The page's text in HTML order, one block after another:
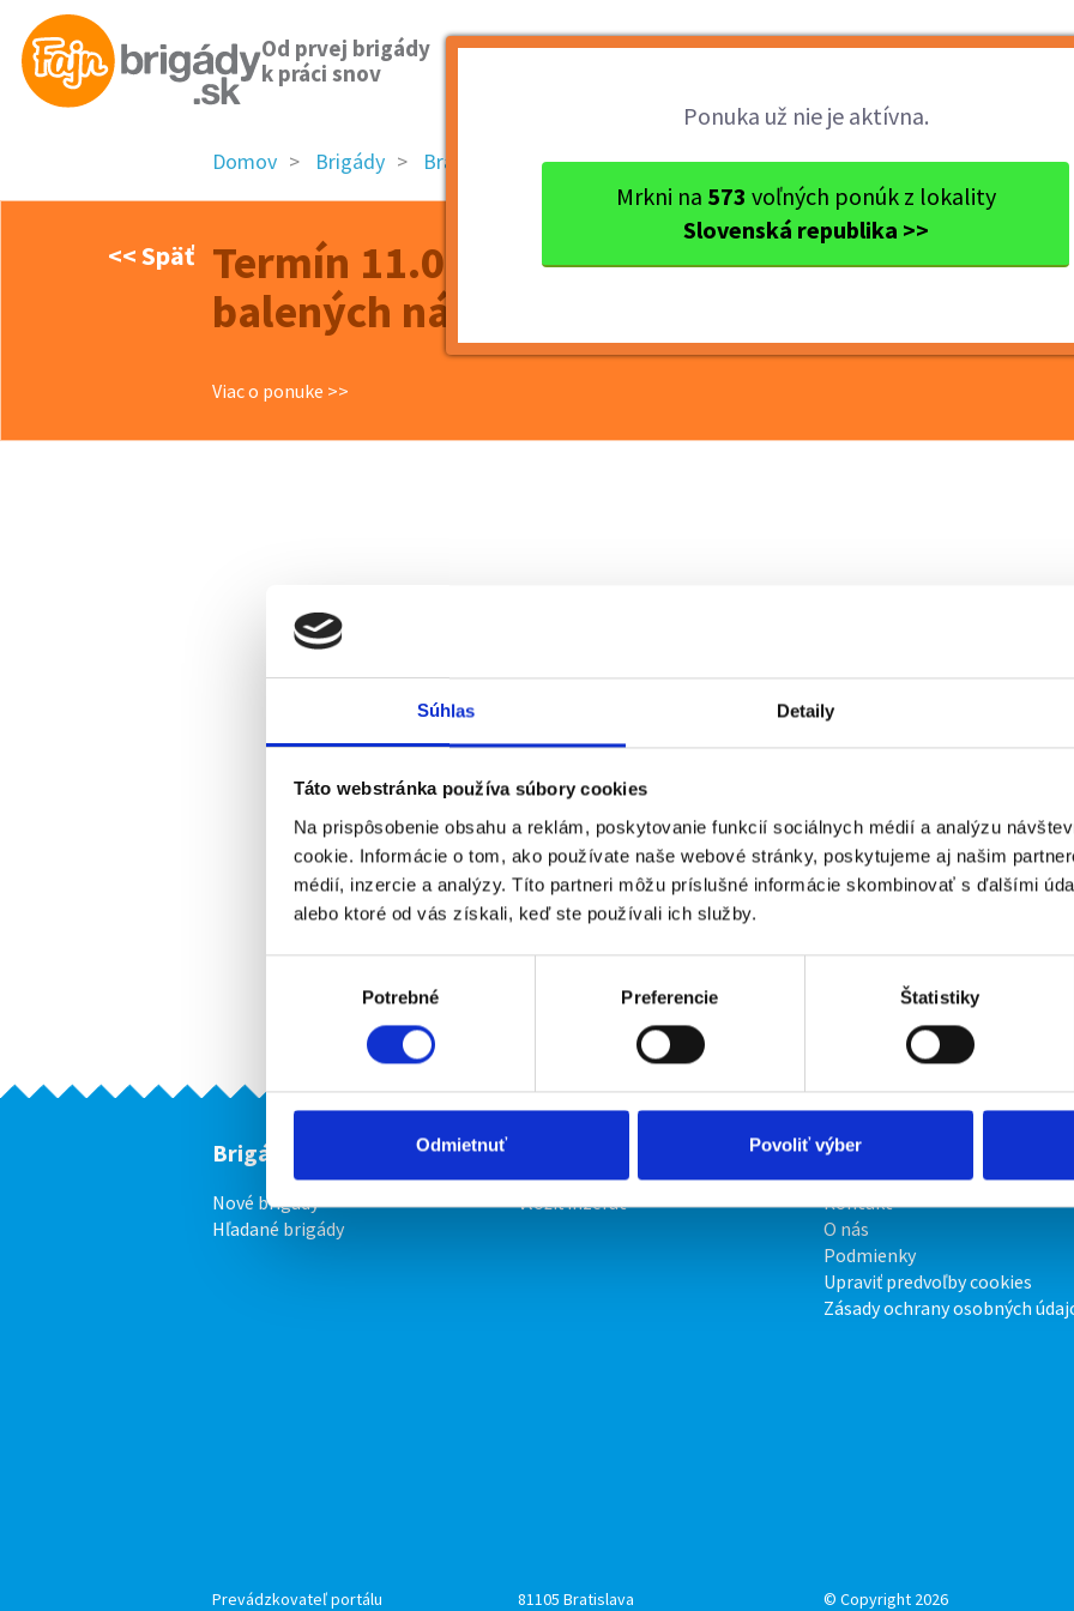
Súhlas Detaily
Táto webstránka používa súbory cookies
Na prispôsobenie obsahu a reklám, poskytovanie funkcií sociálnych médií a analýzu
cookie. Informácie o tom, ako používate naše webové stránky, poskytujeme aj našim
médií, inzercie a analýzy. Títo partneri môžu príslušné informácie skombinovať s ďalšími
alebo ktoré od vás získali, keď ste používali ich služby.
Potrebné Preferencie Štatistiky
Odmietnuť Povoliť výber
Od prvej brigády
k práci snov
Ponuka už nie je aktívna.
Mrkni na 573 voľných ponúk z lokality
Slovenská republika >>
Domov Brigády Bratislavský kraj Ok. Bratislava Bratislava Termín 11.07.
<< Späť Termín 11.07. Promotér/ka na rozdávanie
balených nápojov
Viac o ponuke >>
Brigádnici
Nové brigády
Hľadané brigády
Vložiť inzerát
O portáli
Kontakt
O nás
Podmienky
Upraviť predvoľby cookies
Zásady ochrany osobných
Prevádzkovateľ portálu 81105 Bratislava © Copyright 2026